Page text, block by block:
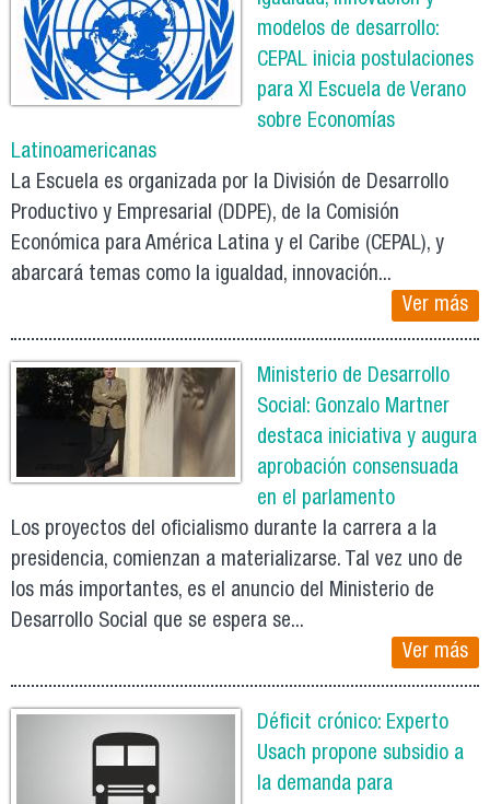
modelos de desarrollo:
CEPAL inicia postulaciones
para XI Escuela de Verano
sobre Economías
Latinoamericanas
La Escuela es organizada por la División de Desarrollo
Productivo y Empresarial (DDPE), de la Comisión
Económica para América Latina y el Caribe (CEPAL), y
abarcará temas como la igualdad, innovación...
Ver más
Ministerio de Desarrollo
Social: Gonzalo Martner
destaca iniciativa y augura
aprobación consensuada
en el parlamento
Los proyectos del oficialismo durante la carrera a la
presidencia, comienzan a materializarse. Tal vez uno de
los más importantes, es el anuncio del Ministerio de
Desarrollo Social que se espera se...
Ver más
Déficit crónico: Experto
Usach propone subsidio a
la demanda para